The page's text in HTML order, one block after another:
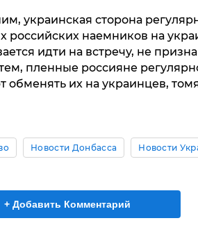
украинская сторона
российских наемников на
идти на встречу, не
пленные россияне
обменять их на украинцев,
Новости Донбасса Новости
+ Добавить Комментарий